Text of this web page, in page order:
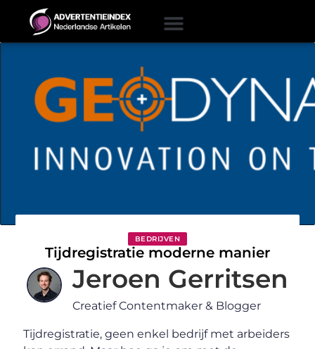
BEDRIJVEN
Tijdregistratie moderne manier
Jeroen Gerritsen
Creatief Contentmaker & Blogger
Tijdregistratie, geen enkel bedrijf met arbeiders